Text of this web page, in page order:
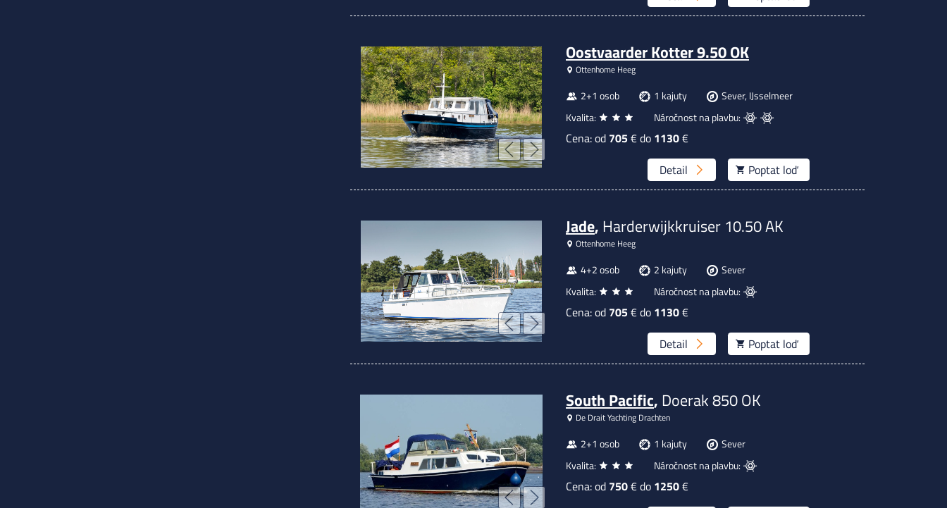
Oostvaarder Kotter 9.50 OK
Ottenhome Heeg
2+1 osob 1 kajuty
Sever, IJsselmeer
Kvalita:
Náročnost na plavbu:
Cena: od 705€ do 1130€
Detail
Poptat loď
Jade, Harderwijkkruiser 10.50 AK
Ottenhome Heeg
4+2 osob 2 kajuty
Sever
Kvalita:
Náročnost na plavbu:
Cena: od 705€ do 1130€
Detail
Poptat loď
South Pacific, Doerak 850 OK
De Drait Yachting Drachten
2+1 osob 1 kajuty
Sever
Kvalita:
Náročnost na plavbu:
Cena: od 750€ do 1250€